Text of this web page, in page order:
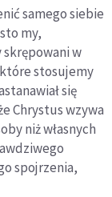
samego siebie
my,
w
stosujemy
się
Chrystus wzywa
niż własnych
spojrzenia,